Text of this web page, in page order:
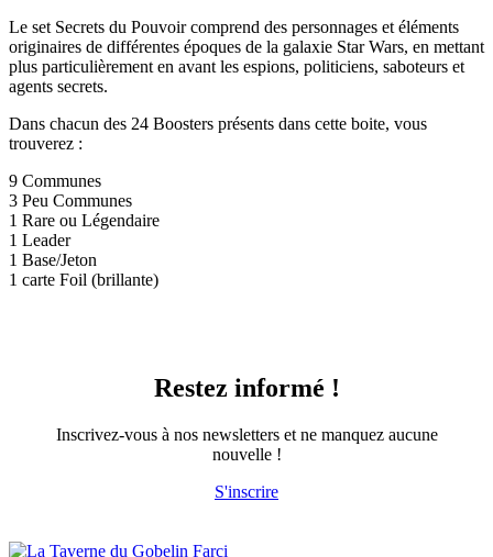
Le set Secrets du Pouvoir comprend des personnages et éléments
originaires de différentes époques de la galaxie Star Wars, en mettant
plus particulièrement en avant les espions, politiciens, saboteurs et
agents secrets.
Dans chacun des 24 Boosters présents dans cette boite, vous
trouverez :
9 Communes
3 Peu Communes
1 Rare ou Légendaire
1 Leader
1 Base/Jeton
1 carte Foil (brillante)
Restez informé !
Inscrivez-vous à nos newsletters et ne manquez aucune
nouvelle !
S'inscrire